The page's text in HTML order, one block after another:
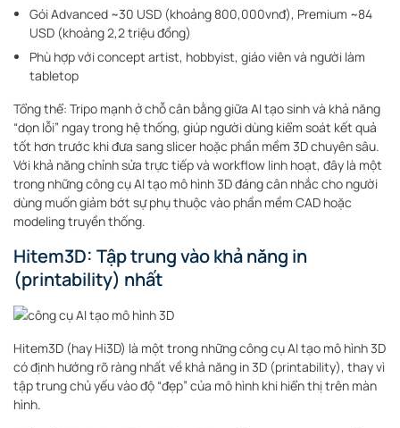
Gói Advanced ~30 USD (khoảng 800,000vnđ), Premium ~84
USD (khoảng 2,2 triệu đồng)
Phù hợp với concept artist, hobbyist, giáo viên và người làm
tabletop
Tổng thể: Tripo mạnh ở chỗ cân bằng giữa AI tạo sinh và khả năng
“dọn lỗi” ngay trong hệ thống, giúp người dùng kiểm soát kết quả
tốt hơn trước khi đưa sang slicer hoặc phần mềm 3D chuyên sâu.
Với khả năng chỉnh sửa trực tiếp và workflow linh hoạt, đây là một
trong những công cụ AI tạo mô hình 3D đáng cân nhắc cho người
dùng muốn giảm bớt sự phụ thuộc vào phần mềm CAD hoặc
modeling truyền thống.
Hitem3D: Tập trung vào khả năng in
(printability) nhất
Hitem3D (hay Hi3D) là một trong những công cụ AI tạo mô hình 3D
có định hướng rõ ràng nhất về khả năng in 3D (printability), thay vì
tập trung chủ yếu vào độ “đẹp” của mô hình khi hiển thị trên màn
hình.